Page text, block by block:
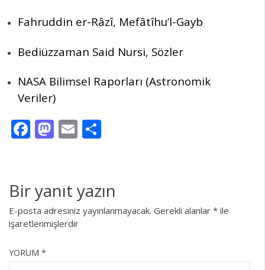
Fahruddin er-Râzî, Mefâtîhu’l-Gayb
Bediüzzaman Said Nursi, Sözler
NASA Bilimsel Raporları (Astronomik
Veriler)
Facebook
Mastodon
Email
Bir yanıt yazın
E-posta adresiniz yayınlanmayacak. Gerekli alanlar * ile
işaretlenmişlerdir
YORUM *